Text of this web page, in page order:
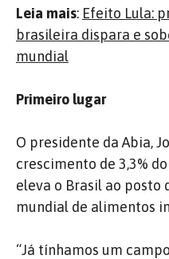
Leia mais: Efeito Lula:
brasileira dispara e
mundial
Primeiro lugar
O presidente da Abia,
crescimento de 3,3%
eleva o Brasil ao
mundial de alimentos
“Já tínhamos um